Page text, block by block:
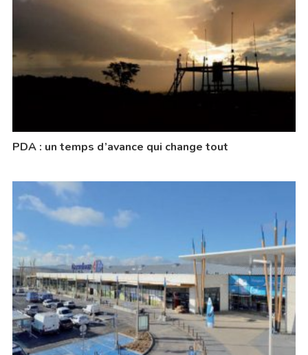
PDA : un temps d’avance qui change tout